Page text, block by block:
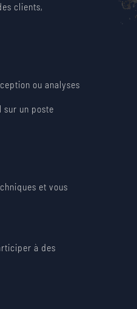
clients,
ou analyses
sur un poste
et vous
à des